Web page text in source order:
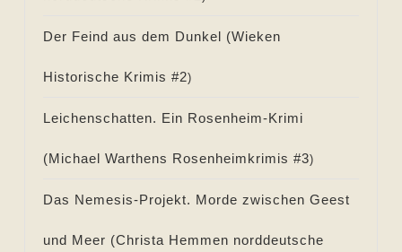
Der Feind aus dem Dunkel (Wieken
Historische Krimis #2)
Leichenschatten. Ein Rosenheim-Krimi
(Michael Warthens Rosenheimkrimis #3)
Das Nemesis-Projekt. Morde zwischen Geest
und Meer (Christa Hemmen norddeutsche